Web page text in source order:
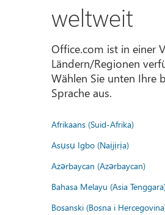
weltweit
Office.com ist in einer
Ländern/Regionen
Wählen Sie unten Ihre
Sprache aus.
Afrikaans (Suid-Afrika)
Asụsụ Igbo (Naịjịrịa)
Azərbaycan (Azərbaycan)
Bahasa Melayu (Asia
Bosanski (Bosna i